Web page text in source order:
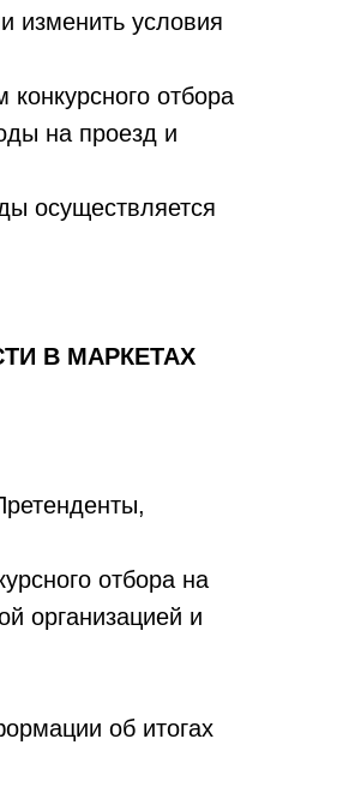
изменить условия
отбора
на проезд и
осуществляется
В МАРКЕТАХ
отбора на
организацией и
об итогах